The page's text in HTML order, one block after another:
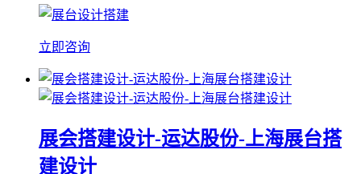
立即咨询
展会搭建设计-运达股份-上海展台搭
建设计